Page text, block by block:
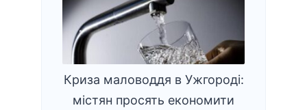
Криза маловоддя в Ужгороді:
містян просять економити